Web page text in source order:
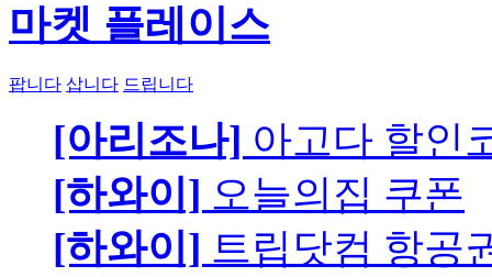
마켓 플레이스
팝니다 삽니다 드립니다
[아리조나] 아고다 할인
[하와이] 오늘의집 쿠폰
[하와이] 트립닷컴 항공